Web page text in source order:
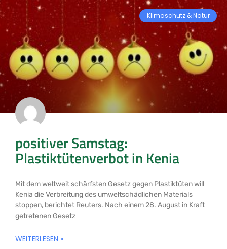
Klimaschutz & Natur
positiver Samstag:
Plastiktütenverbot in Kenia
Mit dem weltweit schärfsten Gesetz gegen Plastiktüten will
Kenia die Verbreitung des umweltschädlichen Materials
stoppen, berichtet Reuters. Nach einem 28. August in Kraft
getretenen Gesetz
WEITERLESEN »